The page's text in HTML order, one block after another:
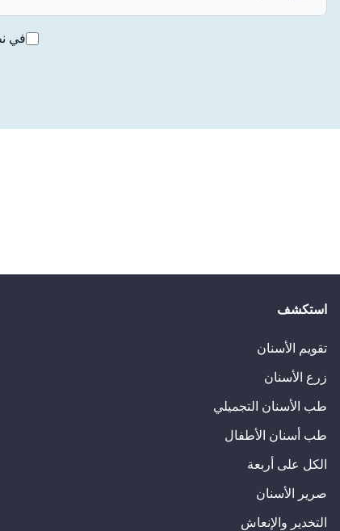
المرضى الذين فقدوا أسنانهم نتيجة لأسباب مختلفة
متى تتم زراعة الأسنان الاصطناعية؟
6 أشهر.
في
استكشف
تقويم الأسنان
زرع الأسنان
طب الأسنان التجميلي
طب أسنان الأطفال
الكل على أربعة
صرير الأسنان
التخدير والإنعاش